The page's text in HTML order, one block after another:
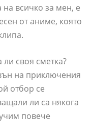
на всичко за мен, е
от аниме, която
своя сметка?
на приключения
отбор се
ли са някога
повече